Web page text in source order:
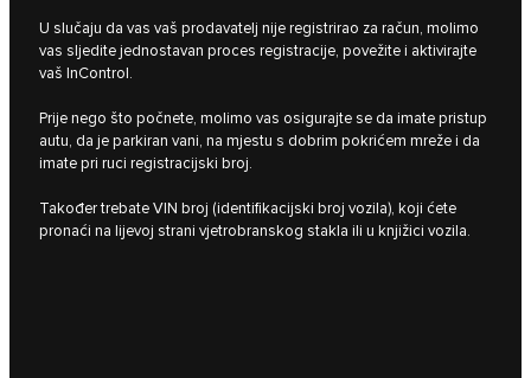
U slučaju da vas vaš prodavatelj nije registrirao za račun, molimo
vas sljedite jednostavan proces registracije, povežite i aktivirajte
vaš InControl.
Prije nego što počnete, molimo vas osigurajte se da imate pristup
autu, da je parkiran vani, na mjestu s dobrim pokrićem mreže i da
imate pri ruci registracijski broj.
Također trebate VIN broj (identifikacijski broj vozila), koji ćete
pronaći na lijevoj strani vjetrobranskog stakla ili u knjižici vozila.